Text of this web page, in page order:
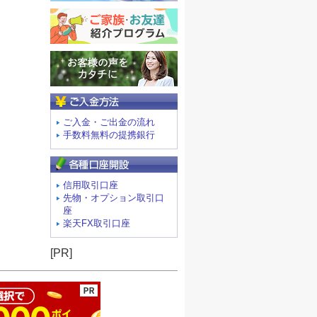
ご入金・ご出金の流れ
手数料無料の提携銀行
信用取引口座
先物・オプション取引口
座
楽天FX取引口座
[PR]